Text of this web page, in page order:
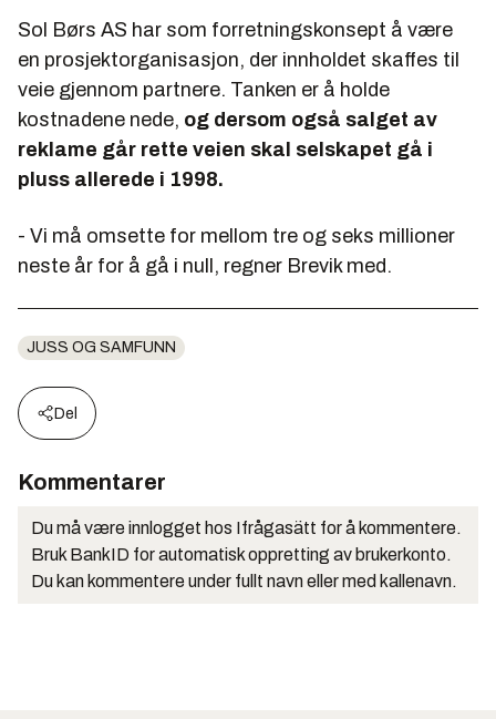
Sol Børs AS har som forretningskonsept å være
en prosjektorganisasjon, der innholdet skaffes til
veie gjennom partnere. Tanken er å holde
kostnadene nede, og dersom også salget av
reklame går rette veien skal selskapet gå i
pluss allerede i 1998.
- Vi må omsette for mellom tre og seks millioner
neste år for å gå i null, regner Brevik med.
JUSS OG SAMFUNN
Del
Kommentarer
Du må være innlogget hos Ifrågasätt for å kommentere.
Bruk BankID for automatisk oppretting av brukerkonto.
Du kan kommentere under fullt navn eller med kallenavn.